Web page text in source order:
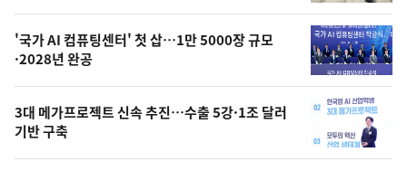
오
의
사
진
'국가 AI 컴퓨팅센터' 첫 삽…1만 5000장 규모
·2028년 완공
3대 메가프로젝트 신속 추진…수출 5강·1조 달러
기반 구축